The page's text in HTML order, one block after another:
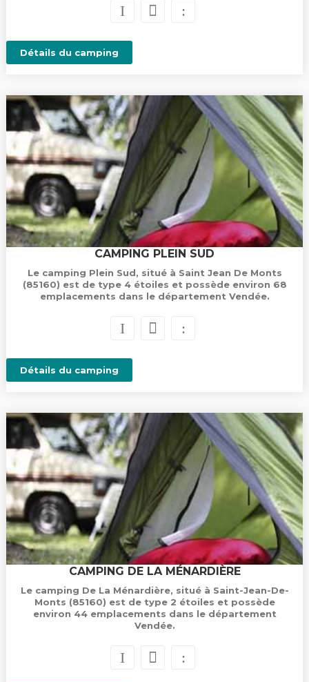
Détails du camping
CAMPING PLEIN SUD
Le camping Plein Sud, situé à Saint Jean De Monts
(85160) est de type 4 étoiles et possède environ 68
emplacements dans le département Vendée.
Détails du camping
CAMPING DE LA MÉNARDIÈRE
Le camping De La Ménardière, situé à Saint-Jean-De-
Monts (85160) est de type 2 étoiles et possède
environ 44 emplacements dans le département
Vendée.